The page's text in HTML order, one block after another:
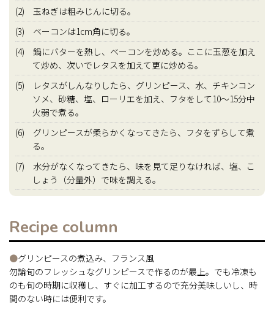
(2) 玉ねぎは粗みじんに切る。
(3) ベーコンは1cm角に切る。
(4) 鍋にバターを熱し、ベーコンを炒める。ここに玉葱を加え
て炒め、次いでレタスを加えて更に炒める。
(5) レタスがしんなりしたら、グリンピース、水、チキンコン
ソメ、砂糖、塩、ローリエを加え、フタをして10～15分中
火弱で煮る。
(6) グリンピースが柔らかくなってきたら、フタをずらして煮
る。
(7) 水分がなくなってきたら、味を見て足りなければ、塩、こ
しょう（分量外）で味を調える。
Recipe column
●グリンピースの煮込み、フランス風
勿論旬のフレッシュなグリンピースで作るのが最上。でも冷凍も
のも旬の時期に収穫し、すぐに加工するので充分美味しいし、時
間のない時には便利です。